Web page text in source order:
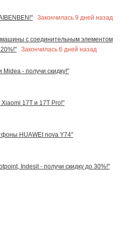
Закончилась 9 дней назад
с соединительным элементом
Закончилась 6 дней назад
Midea - получи скидку!"
17T и 17T Pro!"
HUAWEI nova Y74"
Indesit - получи скидку до 30%!"